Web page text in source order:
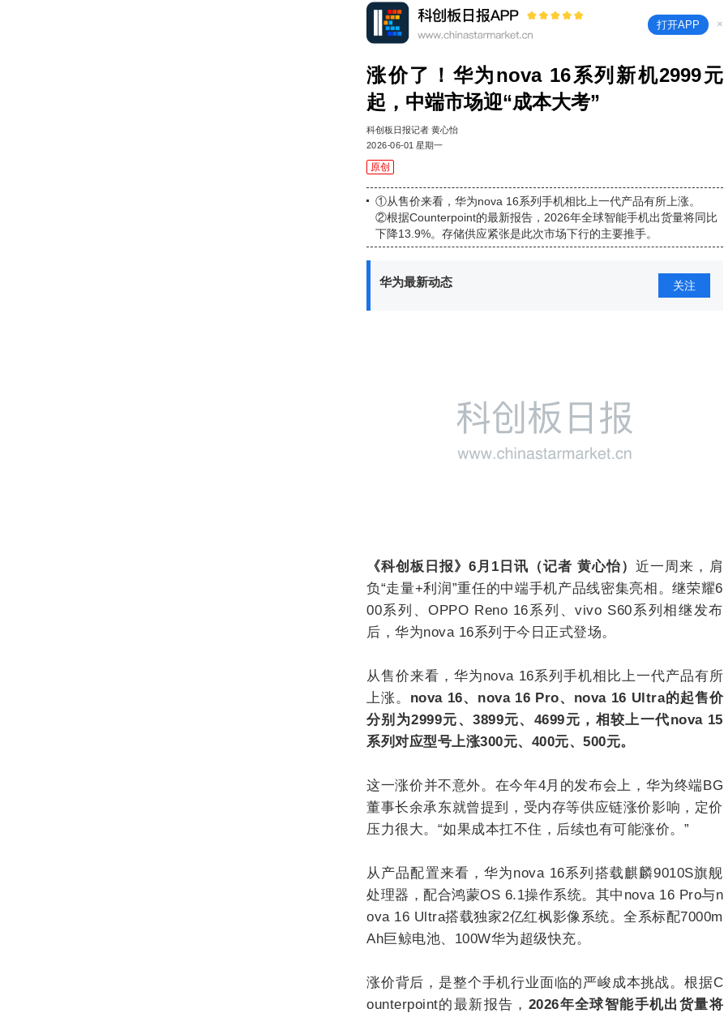
打开APP ×
涨价了！华为nova 16系列新机2999元
起，中端市场迎“成本大考”
科创板日报记者 黄心怡
2026-06-01 星期一
原创
①从售价来看，华为nova 16系列手机相比上一代产品有所上涨。
②根据Counterpoint的最新报告，2026年全球智能手机出货量将同比
下降13.9%。存储供应紧张是此次市场下行的主要推手。
华为最新动态 关注
《科创板日报》6月1日讯（记者 黄心怡）近一周来，肩
负“走量+利润”重任的中端手机产品线密集亮相。继荣耀6
00系列、OPPO Reno 16系列、vivo S60系列相继发布
后，华为nova 16系列于今日正式登场。
从售价来看，华为nova 16系列手机相比上一代产品有所
上涨。 nova 16、nova 16 Pro、nova 16 Ultra的起售价
分别为2999元、3899元、4699元，相较上一代nova 15
系列对应型号上涨300元、400元、500元。
这一涨价并不意外。在今年4月的发布会上，华为终端BG
董事长余承东就曾提到，受内存等供应链涨价影响，定价
压力很大。“如果成本扛不住，后续也有可能涨价。”
从产品配置来看，华为nova 16系列搭载麒麟9010S旗舰
处理器，配合鸿蒙OS 6.1操作系统。其中nova 16 Pro与n
ova 16 Ultra搭载独家2亿红枫影像系统。全系标配7000m
Ah巨鲸电池、100W华为超级快充。
涨价背后，是整个手机行业面临的严峻成本挑战。根据C
ounterpoint的最新报告， 2026年全球智能手机出货量将